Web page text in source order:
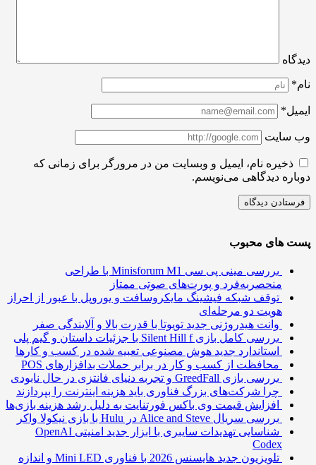
ذخیره نام، ایمیل و وبسایت من در مرورگر برای زمانی که
دیدگاهی می‌نویسم.
های محبوب
بررسی مینی پی ‌سی Minisforum M1 با طراحی
منحصربه‌فرد و پورت‌های صوتی ممتاز
توقف شبکه فیشینگ مایکروسافت و یوروپل با عبور از احراز
هویت دو مرحله‌ای
وانت هیدروژنی جدید تویوتا با قدرت بالا و آلایندگی صفر
بررسی کامل بازی Silent Hill f با جزئیات داستان و گیم پلی
استاندارد جدید هوش مصنوعی تعبیه شده در کسب و کارها
محافظت از کسب و کار در برابر حملات بدافزارهای POS
بررسی بازی GreedFall و تجربه دنیای فانتزی در حال نابودی
چرا شرکت‌های بزرگ فناوری باید هزینه اینترنت را بپردازند
افزایش قیمت وی باکس فورتنایت به دلیل رشد هزینه بازی‌ها
بررسی سریال Alice and Steve در Hulu با بازی نیکولا واکر
شناسایی تهدیدات سایبری با ابزار جدید امنیتی OpenAI
Codex
تلویزیون جدید هایسنس 2026 با فناوری Mini LED و اندازه